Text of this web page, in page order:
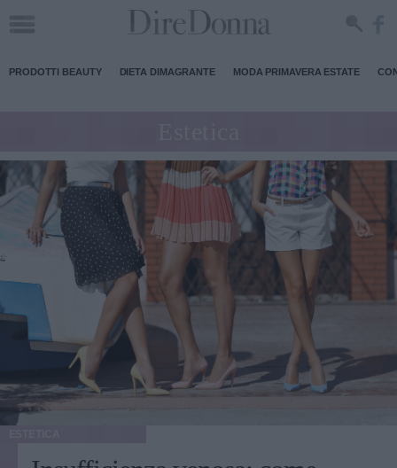
PRODOTTI BEAUTY DIETA DIMAGRANTE MODA PRIMAVERA ESTATE